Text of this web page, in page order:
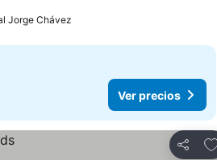
Jorge Chávez
Ver precios